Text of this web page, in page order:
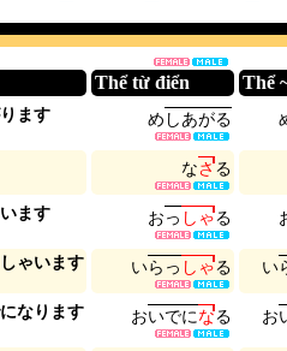
Thể từ điển Thể
ます め しあがる
なさる
ます おっ し ゃる
ゃいます いら っ し ゃる い
なります おいでになる お